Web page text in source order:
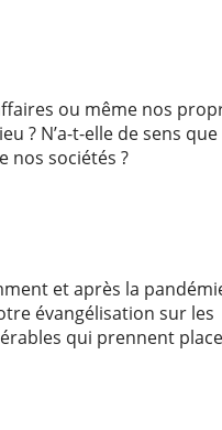
ou même nos
? N’a-t-elle de sens que
nos sociétés ?
et après la
évangélisation sur les
qui prennent place